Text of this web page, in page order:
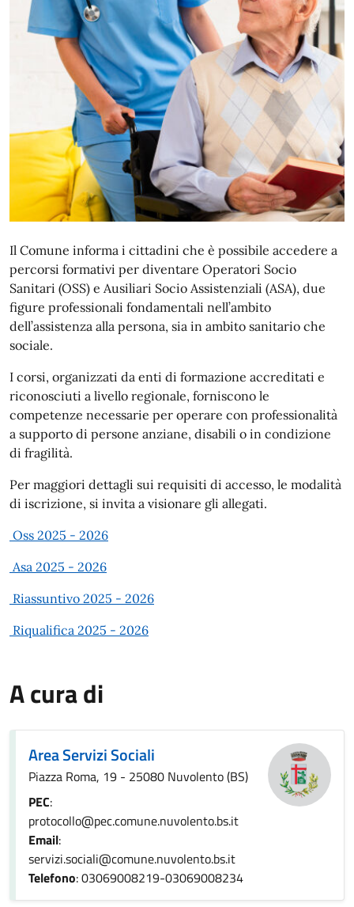
Il Comune informa i cittadini che è possibile accedere a
percorsi formativi per diventare Operatori Socio
Sanitari (OSS) e Ausiliari Socio Assistenziali (ASA), due
figure professionali fondamentali nell’ambito
dell’assistenza alla persona, sia in ambito sanitario che
sociale.
I corsi, organizzati da enti di formazione accreditati e
riconosciuti a livello regionale, forniscono le
competenze necessarie per operare con professionalità
a supporto di persone anziane, disabili o in condizione
di fragilità.
Per maggiori dettagli sui requisiti di accesso, le modalità
di iscrizione, si invita a visionare gli allegati.
Oss 2025 - 2026
Asa 2025 - 2026
Riassuntivo 2025 - 2026
Riqualifica 2025 - 2026
A cura di
Area Servizi Sociali
Piazza Roma, 19 - 25080 Nuvolento (BS)
PEC:
protocollo@pec.comune.nuvolento.bs.it
Email:
servizi.sociali@comune.nuvolento.bs.it
Telefono: 03069008219-03069008234